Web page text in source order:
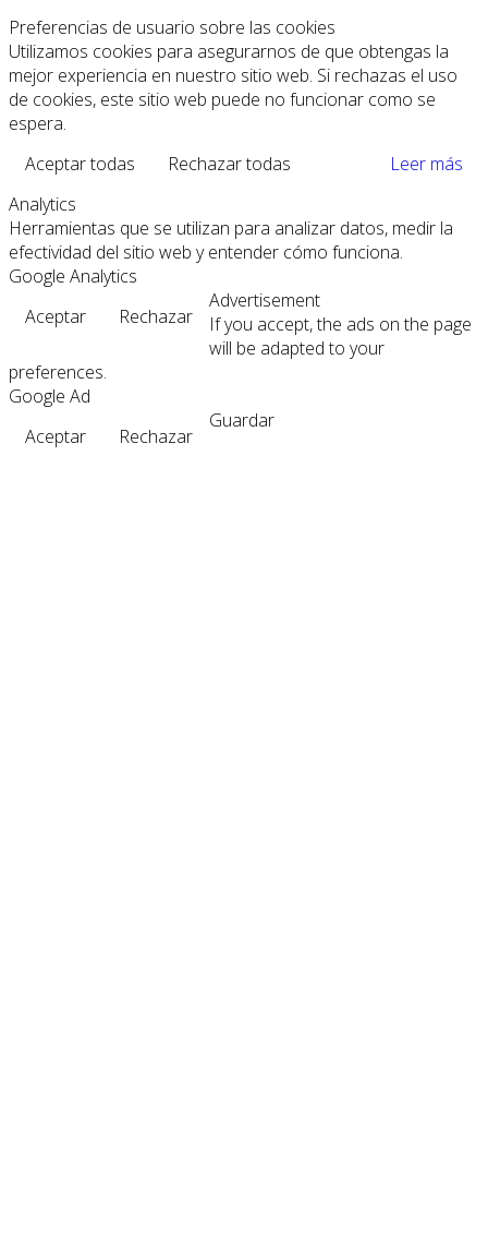
Preferencias de usuario sobre las cookies
Utilizamos cookies para asegurarnos de que obtengas la
mejor experiencia en nuestro sitio web. Si rechazas el uso
de cookies, este sitio web puede no funcionar como se
espera.
Aceptar todas
Rechazar todas
Leer más
Analytics
Herramientas que se utilizan para analizar datos, medir la
efectividad del sitio web y entender cómo funciona.
Google Analytics
Aceptar
Rechazar
Advertisement
If you accept, the ads on the page
will be adapted to your
preferences.
Google Ad
Aceptar
Rechazar
Guardar